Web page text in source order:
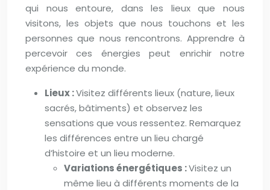
qui nous entoure, dans les lieux que nous
visitons, les objets que nous touchons et les
personnes que nous rencontrons. Apprendre à
percevoir ces énergies peut enrichir notre
expérience du monde.
Lieux :Visitez différents lieux (nature, lieux
sacrés, bâtiments) et observez les
sensations que vous ressentez. Remarquez
les différences entre un lieu chargé
d’histoire et un lieu moderne.
Variations énergétiques :Visitez un
même lieu à différents moments de la